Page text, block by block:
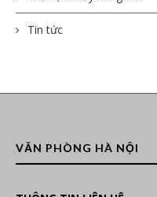
Tin tức
VĂN PHÒNG HÀ NỘI